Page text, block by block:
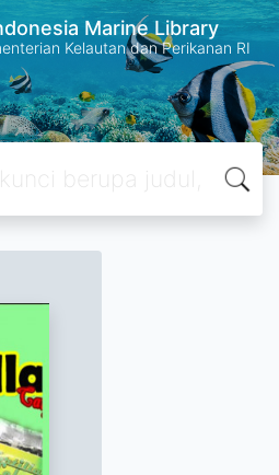
Marine Library
Kelautan dan Perikanan RI